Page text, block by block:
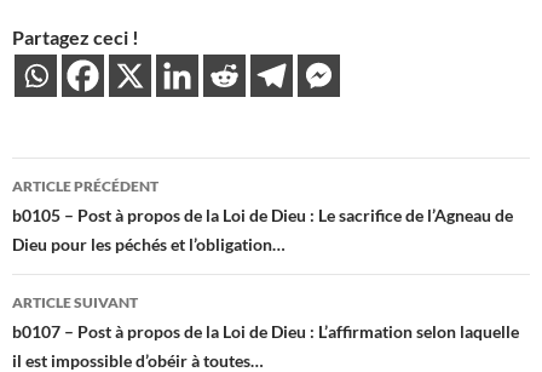
Partagez ceci !
Navigation
des
articles
ARTICLE PRÉCÉDENT
b0105 – Post à propos de la Loi de Dieu : Le sacrifice de l’Agneau de
Dieu pour les péchés et l’obligation…
ARTICLE SUIVANT
b0107 – Post à propos de la Loi de Dieu : L’affirmation selon laquelle
il est impossible d’obéir à toutes…